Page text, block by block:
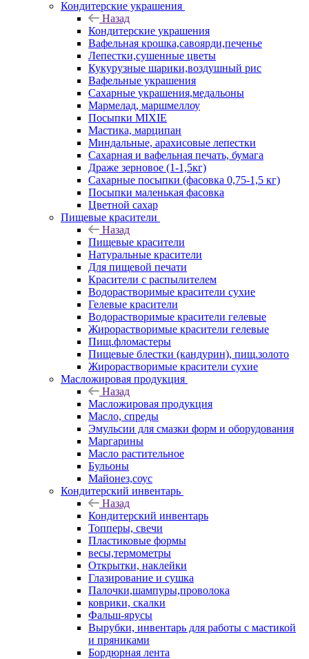
Кондитерские украшения
Назад
Кондитерские украшения
Вафельная крошка,савоярди,печенье
Лепестки,сушенные цветы
Кукурузные шарики,воздушный рис
Вафельные украшения
Сахарные украшения,медальоны
Мармелад, маршмеллоу
Посыпки MIXIE
Мастика, марципан
Миндальные, арахисовые лепестки
Сахарная и вафельная печать, бумага
Драже зерновое (1-1,5кг)
Сахарные посыпки (фасовка 0,75-1,5 кг)
Посыпки маленькая фасовка
Цветной сахар
Пищевые красители
Назад
Пищевые красители
Натуральные красители
Для пищевой печати
Красители с распылителем
Водорастворимые красители сухие
Гелевые красители
Водорастворимые красители гелевые
Жирорастворимые красители гелевые
Пищ.фломастеры
Пищевые блестки (кандурин), пищ.золото
Жирорастворимые красители сухие
Масложировая продукция
Назад
Масложировая продукция
Масло, спреды
Эмульсии для смазки форм и оборудования
Маргарины
Масло растительное
Бульоны
Майонез,соус
Кондитерский инвентарь
Назад
Кондитерский инвентарь
Топперы, свечи
Пластиковые формы
весы,термометры
Открытки, наклейки
Глазирование и сушка
Палочки,шампуры,проволока
коврики, скалки
Фальш-ярусы
Вырубки, инвентарь для работы с мастикой
и пряниками
Бордюрная лента